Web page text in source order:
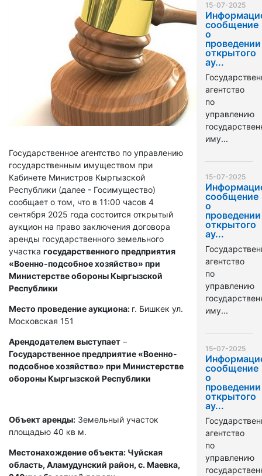
Государственное агентство по управлению
государственным имуществом при
Кабинете Министров Кыргызской
Республики (далее - Госимущество)
сообщает о том, что в 11:00 часов 4
сентября 2025 года состоится открытый
аукцион на право заключения договора
аренды государственного земельного
участка государственного предприятия
«Военно-подсобное хозяйство» при
Министерстве обороны Кыргызской
Республики
Место проведение аукциона: г. Бишкек ул.
Московская 151
Арендодателем выступает –
Государственное предприятие «Военно-
подсобное хозяйство» при Министерстве
обороны Кыргызской Республики
Объект аренды: Земельный участок
площадью 40 кв м.
Местонахождение объекта: Чуйская
область, Аламудунский район, с. Маевка,
15-07-2025
сообщение
о
проведении
открытого
ау...
агентство
по
управлению
иму...
15-07-2025
сообщение
о
проведении
открытого
ау...
агентство
по
управлению
иму...
15-07-2025
сообщение
о
проведении
открытого
ау...
агентство
по
управлению